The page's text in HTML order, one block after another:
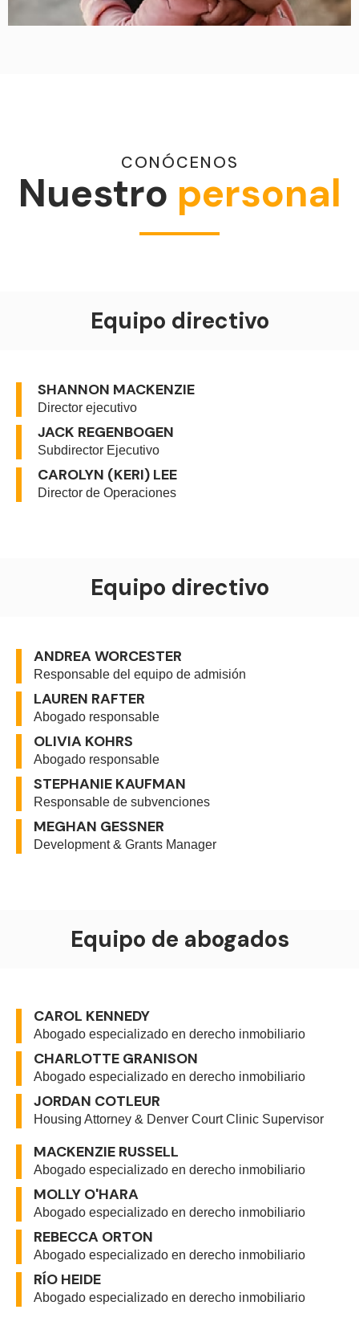
CONÓCENOS
Nuestro personal
Equipo directivo
SHANNON MACKENZIE
Director ejecutivo
JACK REGENBOGEN
Subdirector Ejecutivo
CAROLYN (KERI) LEE
Director de Operaciones
Equipo directivo
ANDREA WORCESTER
Responsable del equipo de admisión
LAUREN RAFTER
Abogado responsable
OLIVIA KOHRS
Abogado responsable
STEPHANIE KAUFMAN
Responsable de subvenciones
MEGHAN GESSNER
Development & Grants Manager
Equipo de abogados
CAROL KENNEDY
Abogado especializado en derecho inmobiliario
CHARLOTTE GRANISON
Abogado especializado en derecho inmobiliario
JORDAN COTLEUR
Housing Attorney & Denver Court Clinic Supervisor
MACKENZIE RUSSELL
Abogado especializado en derecho inmobiliario
MOLLY O'HARA
Abogado especializado en derecho inmobiliario
REBECCA ORTON
Abogado especializado en derecho inmobiliario
RÍO HEIDE
Abogado especializado en derecho inmobiliario